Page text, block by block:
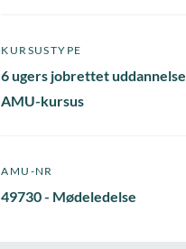
KURSUSTYPE
6 ugers jobrettet uddannelse
AMU-kursus
AMU-NR
49730 - Mødeledelse